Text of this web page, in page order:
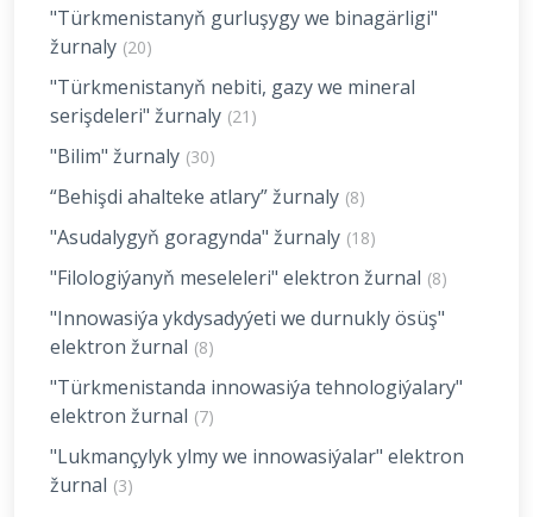
"Türkmenistanyň gurluşygy we binagärligi"
žurnaly (20)
"Türkmenistanyň nebiti, gazy we mineral
serişdeleri" žurnaly (21)
"Bilim" žurnaly (30)
“Behişdi ahalteke atlary” žurnaly (8)
"Asudalygyň goragynda" žurnaly (18)
"Filologiýanyň meseleleri" elektron žurnal (8)
"Innowasiýa ykdysadyýeti we durnukly ösüş"
elektron žurnal (8)
"Türkmenistanda innowasiýa tehnologiýalary"
elektron žurnal (7)
"Lukmançylyk ylmy we innowasiýalar" elektron
žurnal (3)